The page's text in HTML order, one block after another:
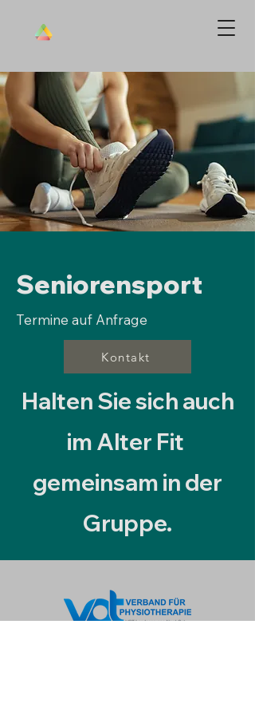
Seniorensport
Termine auf Anfrage
Kontakt
Halten Sie sich auch
im Alter Fit
gemeinsam in der
Gruppe.